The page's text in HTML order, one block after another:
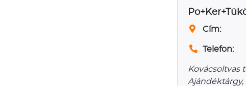
Cím:
Telefon:
Kovácsoltvas
Ajándéktárgy,